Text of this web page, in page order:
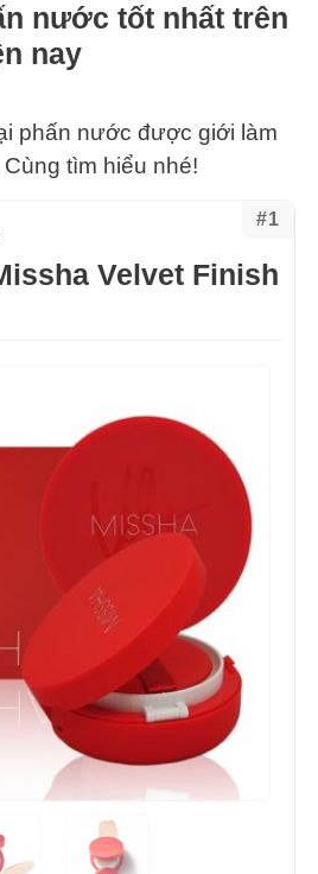
nước tốt nhất trên
nay
phấn nước được giới làm
tìm hiểu nhé!
#1
Velvet Finish